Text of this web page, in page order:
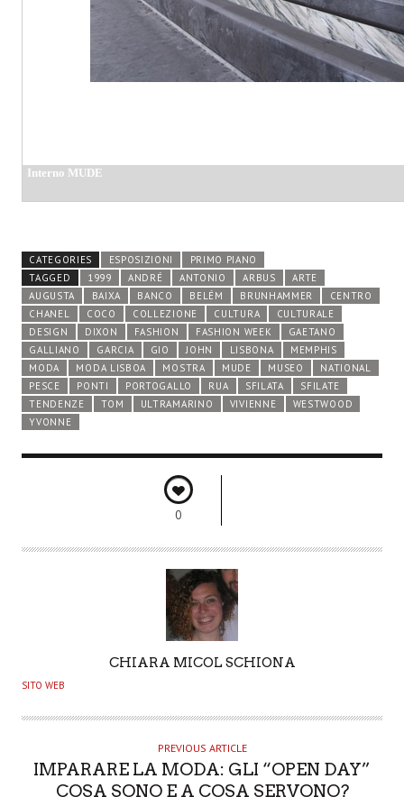
CATEGORIES ESPOSIZIONI
PRIMO PIANO
TAGGED
1999 ANDRÉ ANTONIO ARBUS
ARTE
AUGUSTA
BAIXA BANCO BELÉM BRUNHAMMER
CENTRO
CHANEL
COCO COLLEZIONE CULTURA
CULTURALE
DESIGN
DIXON FASHION FASHION WEEK
GAETANO
GALLIANO
GARCIA GIO JOHN LISBONA
MEMPHIS
MODA
MODA LISBOA MOSTRA MUDE MUSEO
NATIONAL
PESCE
PONTI PORTOGALLO RUA SFILATA
SFILATE
TENDENZE
TOM ULTRAMARINO VIVIENNE
WESTWOOD
YVONNE
0
U
H
CHIARA MICOL SCHIONA
SITO WEB
PREVIOUS ARTICLE
IMPARARE LA MODA: GLI “OPEN DAY”
COSA SONO E A COSA SERVONO?